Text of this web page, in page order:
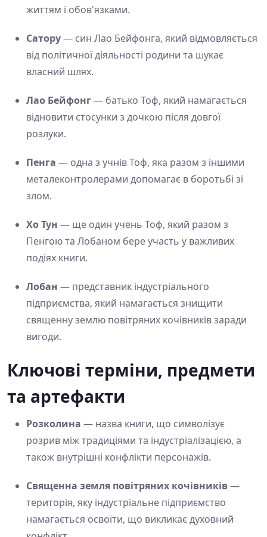
життям і обов'язками.
Сатору— син Лао Бейфонга, який відмовляється
від політичної діяльності родини та шукає
власний шлях.
Лао Бейфонг— батько Тоф, який намагається
відновити стосунки з дочкою після довгої
розлуки.
Пенга — одна з учнів Тоф, яка разом з іншими
металеконтролерами допомагає в боротьбі зі
злом.
Хо Тун — ще один учень Тоф, який разом з
Пенгою та Лобаном бере участь у важливих
подіях книги.
Лобан — представник індустріального
підприємства, який намагається знищити
священну землю повітряних кочівників заради
вигоди.
Ключові терміни, предмети
та артефакти
Розколина — назва книги, що символізує
розрив між традиціями та індустріалізацією, а
також внутрішні конфлікти персонажів.
Священна земля повітряних кочівників—
територія, яку індустріальне підприємство
намагається освоїти, що викликає духовний